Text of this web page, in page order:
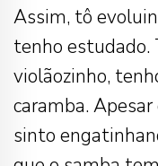
Assim, tô
tenho estudado.
violãozinho,
caramba.
sinto